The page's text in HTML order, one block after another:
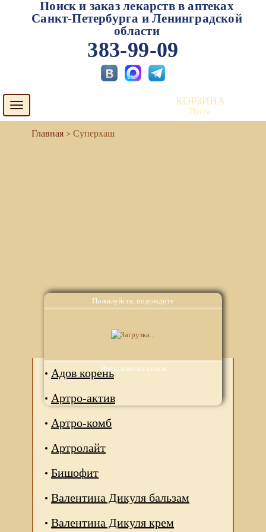
Пожалуйста, подождите
Выполняется поиск
Поиск и заказ лекарств в аптеках
Санкт-Петербурга и Ленинградской
области
383-99-09
Toggle
navigation
КОРЗИНА
Пуста
Суперхаш
Аналоги
Адов корень
Артро-актив
Артро-комб
Артролайт
Бишофит
Валентина Дикуля бальзам
Валентина Дикуля крем